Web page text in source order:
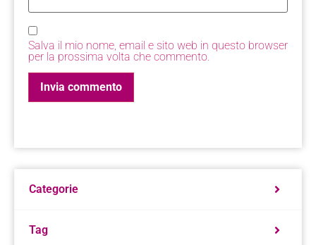
Salva il mio nome, email e sito web in questo browser
per la prossima volta che commento.
Categorie
Tag